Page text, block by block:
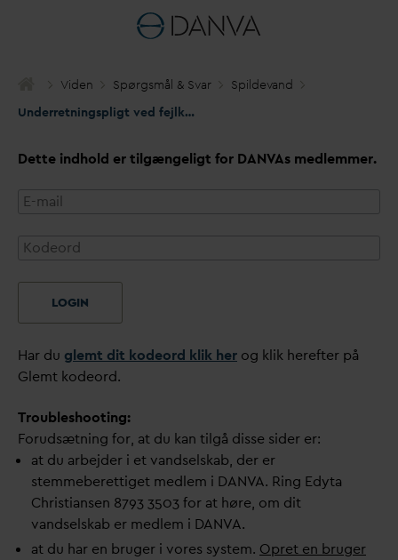
Viden Spørgsmål & Svar Spildevand
Underretningspligt ved fejlkoblinger
Dette indhold er tilgængeligt for DANVAs medlemmer.
LOGIN
Har du glemt dit kodeord klik her og klik herefter på
Glemt kodeord.
Troubleshooting:
Forudsætning for, at du kan tilgå disse sider er:
at du arbejder i et vandselskab, der er
stemmeberettiget medlem i DANVA. Ring Edyta
Christiansen 8793 3503 for at høre, om dit
vandselskab er medlem i DANVA.
at du har en bruger i vores system. Opret en bruger